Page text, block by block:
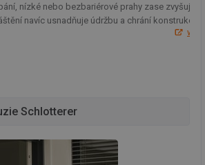
nízké nebo bezbariérové prahy zase zvyšují
navíc usnadňuje údržbu a chrání konstrukci.
Schlotterer